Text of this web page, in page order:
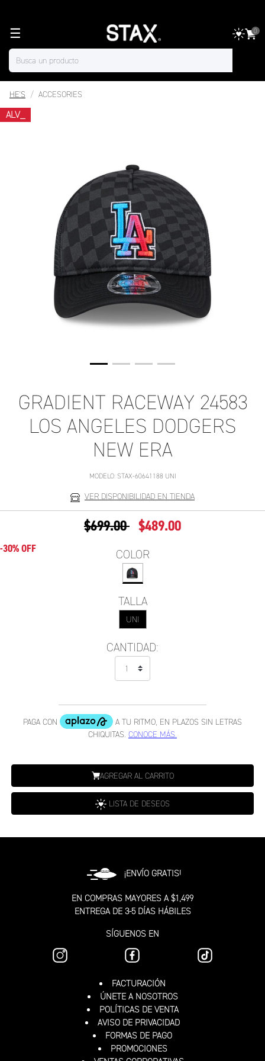
☰ 0
HE'S ACCESORIES
ALV_
GRADIENT RACEWAY 24583
LOS ANGELES DODGERS
NEW ERA
MODELO: STAX-60641188 UNI
VER DISPONIBILIDAD EN TIENDA
PRECIO REDUCIDO DE
$699.00A $489.00
-30% OFF COLOR
TALLA
UNI
CANTIDAD:
AGREGAR AL CARRITO
LISTA DE DESEOS
¡ENVÍO GRATIS!
EN COMPRAS MAYORES A $1,499
ENTREGA DE 3-5 DÍAS HÁBILES
SÍGUENOS EN
FACTURACIÓN
ÚNETE A NOSOTROS
POLÍTICAS DE VENTA
AVISO DE PRIVACIDAD
FORMAS DE PAGO
PROMOCIONES